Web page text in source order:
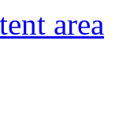
area